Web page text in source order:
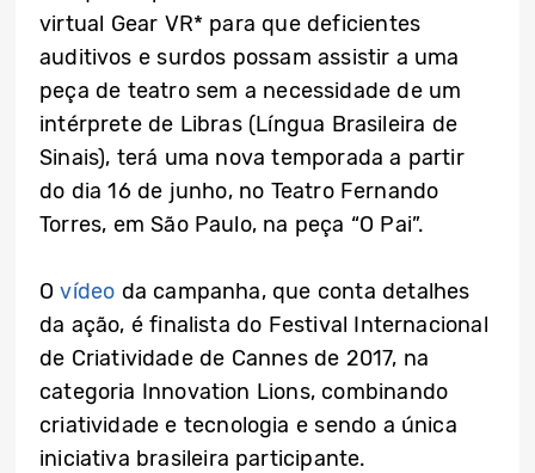
virtual Gear VR* para que deficientes
auditivos e surdos possam assistir a uma
peça de teatro sem a necessidade de um
intérprete de Libras (Língua Brasileira de
Sinais), terá uma nova temporada a partir
do dia 16 de junho, no Teatro Fernando
Torres, em São Paulo, na peça “O Pai”.
Ovídeo da campanha, que conta detalhes
da ação, é finalista do Festival Internacional
de Criatividade de Cannes de 2017, na
categoria Innovation Lions, combinando
criatividade e tecnologia e sendo a única
iniciativa brasileira participante.